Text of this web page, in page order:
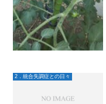
2．統合失調症との日々